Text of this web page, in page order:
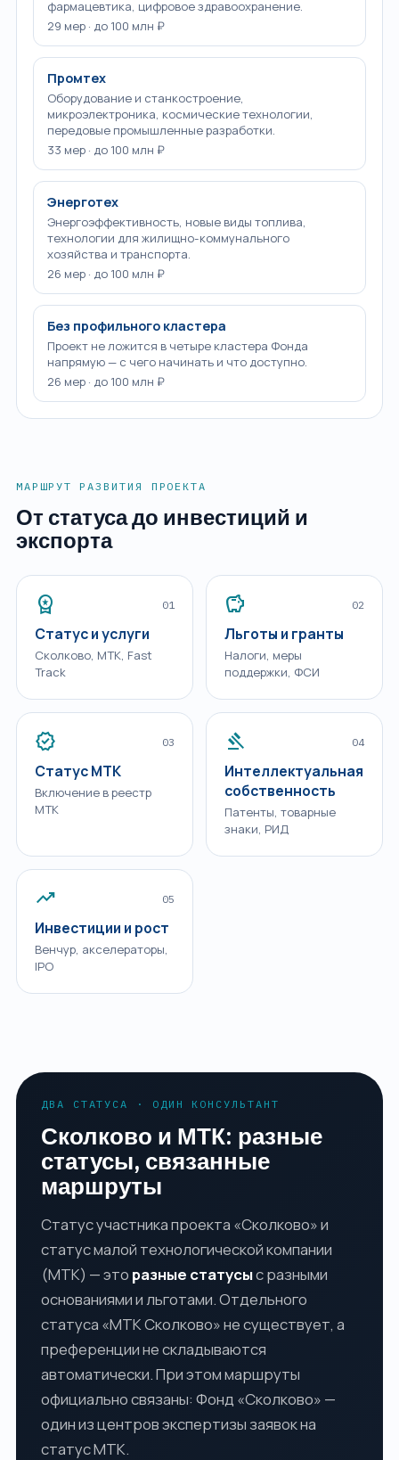
фармацевтика, цифровое здравоохранение.
29 мер · до 100 млн ₽
Промтех
Оборудование и станкостроение,
микроэлектроника, космические технологии,
передовые промышленные разработки.
33 мер · до 100 млн ₽
Энерготех
Энергоэффективность, новые виды топлива,
технологии для жилищно-коммунального
хозяйства и транспорта.
26 мер · до 100 млн ₽
Без профильного кластера
Проект не ложится в четыре кластера Фонда
напрямую — с чего начинать и что доступно.
26 мер · до 100 млн ₽
МАРШРУТ РАЗВИТИЯ ПРОЕКТА
От статуса до инвестиций и
экспорта
workspace_premium 01
Статус и услуги
Сколково, МТК, Fast
Track
savings 02
Льготы и гранты
Налоги, меры
поддержки, ФСИ
verified 03
Статус МТК
Включение в реестр
МТК
gavel 04
Интеллектуальная
собственность
Патенты, товарные
знаки, РИД
trending_up 05
Инвестиции и рост
Венчур, акселераторы,
IPO
ДВА СТАТУСА · ОДИН КОНСУЛЬТАНТ
Сколково и МТК: разные
статусы, связанные
маршруты
Статус участника проекта «Сколково» и
статус малой технологической компании
(МТК) — это разные статусыс разными
основаниями и льготами. Отдельного
статуса «МТК Сколково» не существует, а
преференции не складываются
автоматически. При этом маршруты
официально связаны: Фонд «Сколково» —
один из центров экспертизы заявок на
статус МТК.